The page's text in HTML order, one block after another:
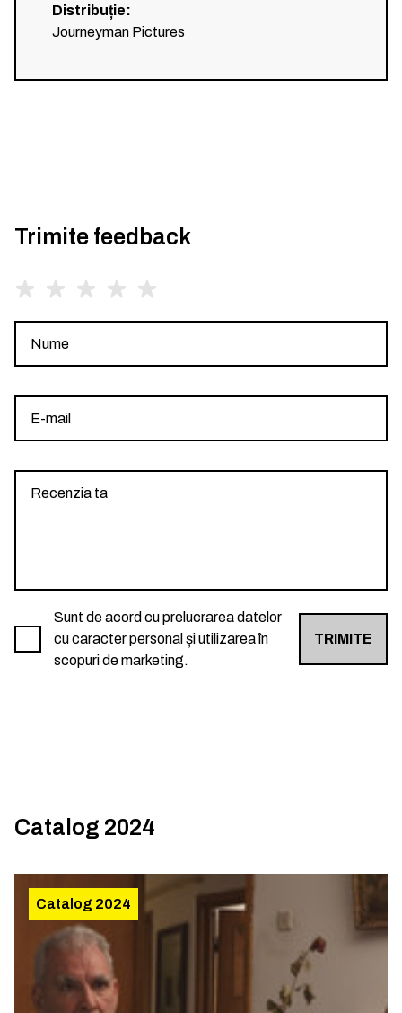
Distribuție:
Journeyman Pictures
Trimite feedback
Sunt de acord cu prelucrarea datelor
cu caracter personal și utilizarea în
scopuri de marketing.
TRIMITE
Catalog 2024
Catalog 2024